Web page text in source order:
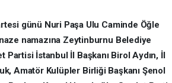
günü Nuri Paşa Ulu Caminde Öğle
namazına Zeytinburnu Belediye
Partisi İstanbul İl Başkanı Birol Aydın, İl
Amatör Kulüpler Birliği Başkanı Şenol